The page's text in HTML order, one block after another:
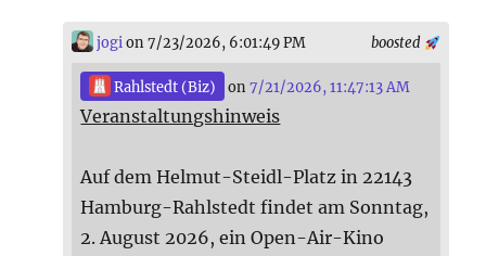
boosted
jogion 7/23/2026, 6:01:49 PM
Rahlstedt (Biz) on7/21/2026, 11:47:13 AM
Veranstaltungshinweis
Auf dem Helmut-Steidl-Platz in 22143
Hamburg-Rahlstedt findet am Sonntag,
2. August 2026, ein Open-Air-Kino